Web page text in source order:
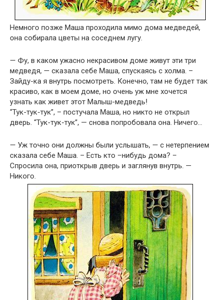
Немного позже Маша проходила мимо дома медведей,
она собирала цветы на соседнем лугу.
— Фу, в каком ужасно некрасивом доме живут эти три
медведя, — сказала себе Маша, спускаясь с холма. –
Зайду-ка я внутрь посмотреть. Конечно, там не будет так
красиво, как в моем доме, но очень уж мне хочется
узнать как живет этот Малыш-медведь!
“Тук-тук-тук”, – постучала Маша, но никто не открыл
дверь. “Тук-тук-тук”, — снова попробовала она. Ничего…
— Уж точно они должны были услышать, — с нетерпением
сказала себе Маша. – Есть кто –нибудь дома? –
Спросила она, приоткрыв дверь и заглянув внутрь. —
Никого.